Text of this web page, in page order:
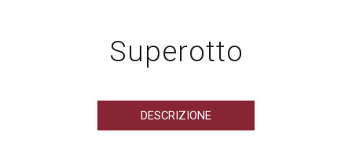
Superotto
DESCRIZIONE